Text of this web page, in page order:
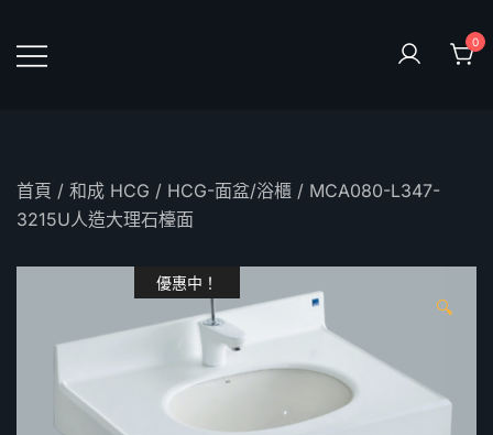
content
0
首頁 / 和成 HCG / HCG-面盆/浴櫃 / MCA080-L347-
3215U人造大理石檯面
優惠中！
🔍